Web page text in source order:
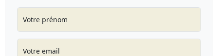
Votre prénom
Votre email